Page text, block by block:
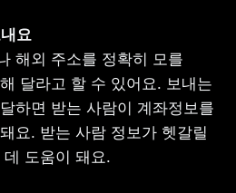
해외 주소를 정확히 모를
달라고 할 수 있어요. 보내는
하면 받는 사람이 계좌정보를
요. 받는 사람 정보가 헷갈릴
도움이 돼요.